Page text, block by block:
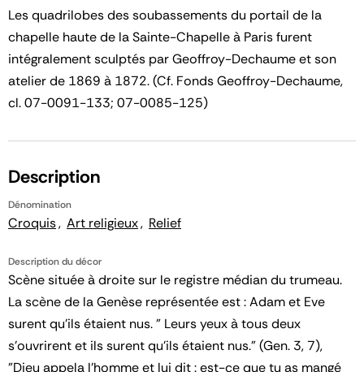
Les quadrilobes des soubassements du portail de la
chapelle haute de la Sainte-Chapelle à Paris furent
intégralement sculptés par Geoffroy-Dechaume et son
atelier de 1869 à 1872. (Cf. Fonds Geoffroy-Dechaume,
cl. 07-0091-133; 07-0085-125)
Description
Dénomination
Croquis Art religieux Relief
Description du décor
Scène située à droite sur le registre médian du trumeau.
La scène de la Genèse représentée est : Adam et Eve
surent qu'ils étaient nus. " Leurs yeux à tous deux
s’ouvrirent et ils surent qu’ils étaient nus." (Gen. 3, 7),
"Dieu appela l'homme et lui dit : est-ce que tu as mangé